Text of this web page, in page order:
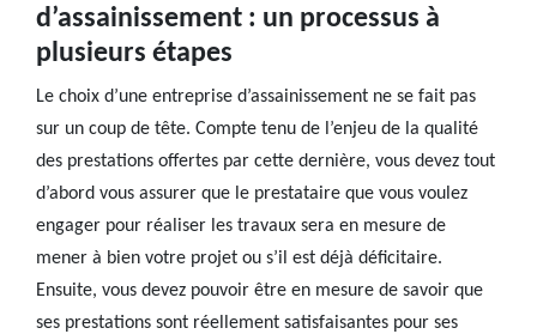
d’assainissement : un processus à
plusieurs étapes
Le choix d’une entreprise d’assainissement ne se fait pas
sur un coup de tête. Compte tenu de l’enjeu de la qualité
des prestations offertes par cette dernière, vous devez tout
d’abord vous assurer que le prestataire que vous voulez
engager pour réaliser les travaux sera en mesure de
mener à bien votre projet ou s’il est déjà déficitaire.
Ensuite, vous devez pouvoir être en mesure de savoir que
ses prestations sont réellement satisfaisantes pour ses